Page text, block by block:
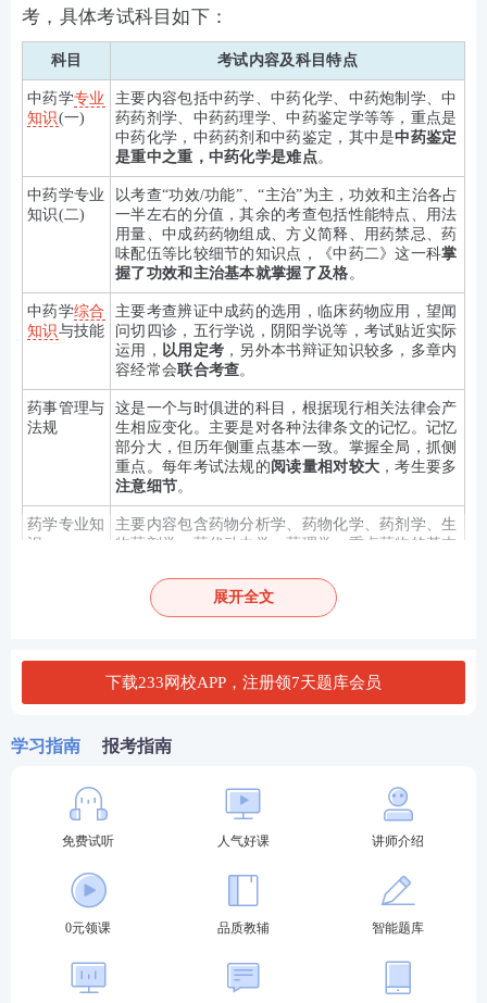
考，具体考试科目如下：
科目 考试内容及科目特点
中药学专业
知识(一)
主要内容包括中药学、中药化学、中药炮制学、中
药药剂学、中药药理学、中药鉴定学等等，重点是
中药化学，中药药剂和中药鉴定，其中是中药鉴定
是重中之重，中药化学是难点。
中药学专业
知识(二)
以考查“功效/功能”、“主治”为主，功效和主治各占
一半左右的分值，其余的考查包括性能特点、用法
用量、中成药药物组成、方义简释、用药禁忌、药
味配伍等比较细节的知识点，《中药二》这一科掌
握了功效和主治基本就掌握了及格。
中药学综合
知识与技能
主要考查辨证中成药的选用， 临床药物应用，望闻
问切四诊，五行学说，阴阳学说等， 考试贴近实际
运用， 以用定考 ，另外本书辩证知识较多，多章内
容经常会联合考查。
药事管理与
法规
这是一个与时俱进的科目，根据现行相关法律会产
生相应变化。主要是对各种法律条文的记忆。记忆
部分大，但历年侧重点基本一致。掌握全局，抓侧
重点。 每年考试法规的 阅读量相对较大 ，考生要多
注意细节。
药学专业知
识一
主要内容包含药物分析学、药物化学、药剂学、生
物药剂学、药代动力学、药理学。 重点药物的基本
重点药物，常用辅料和附加剂，片剂和乳剂一直是
近几年考试考查的重点。
考查方式越来越灵活。
识二
作用机制，适应症，不良反应及禁忌证，临床应用
注意事项。简单来说就是什么药治什么病?怎么治?
药学综合知
高频考点：
物，贫血的药物治疗，缓和医疗的常见症状处理
(疼痛控制)，特殊解毒剂。
本科目高频考点突出，
大部分高频考点都是每年的主要得分点。
2023年执业药师考试时间
2023年执业药师的考试时间为10月21日、22日。
考试时间 考试科目 考试题型题量
展开全文
下载233网校APP，注册领7天题库会员
学习指南 报考指南
免费试听 人气好课 讲师介绍
0元领课 品质教辅 智能题库